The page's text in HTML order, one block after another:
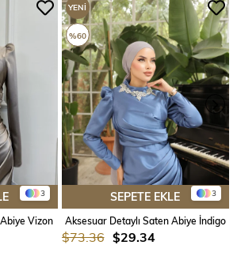
3
Vizon
3
SEPETE EKLE
Aksesuar Detaylı Saten Abiye İndigo
$29.34
$73.36
YENI
ÜRÜN
%60